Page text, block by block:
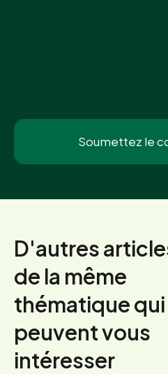
D'autres
de la même
thématique qui
peuvent vous
intéresser